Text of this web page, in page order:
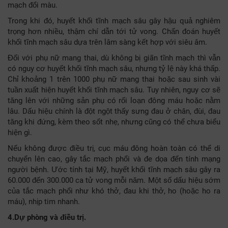
mạch đổi màu.
Trong khi đó, huyết khối tĩnh mạch sâu gây hậu quả nghiêm
trọng hơn nhiều, thậm chí dẫn tới tử vong. Chẩn đoán huyết
khối tĩnh mạch sâu dựa trên lâm sàng kết hợp với siêu âm.
Đối với phụ nữ mang thai, dù không bị giãn tĩnh mạch thì vẫn
có nguy cơ huyết khối tĩnh mạch sâu, nhưng tỷ lệ này khá thấp.
Chỉ khoảng 1 trên 1000 phụ nữ mang thai hoặc sau sinh vài
tuần xuất hiện huyết khối tĩnh mạch sâu. Tuy nhiên, nguy cơ sẽ
tăng lên với những sản phụ có rối loạn đông máu hoặc nằm
lâu. Dấu hiệu chính là đột ngột thấy sưng đau ở chân, đùi, đau
tăng khi đứng, kèm theo sốt nhẹ, nhưng cũng có thể chưa biểu
hiện gì.
Nếu không được điều trị, cục máu đông hoàn toàn có thể di
chuyển lên cao, gây tắc mạch phổi và đe dọa đến tính mạng
người bệnh. Ước tính tại Mỹ, huyết khối tĩnh mạch sâu gây ra
60.000 đến 300.000 ca tử vong mỗi năm. Một số dấu hiệu sớm
của tắc mạch phổi như khó thở, đau khi thở, ho (hoặc ho ra
máu), nhịp tim nhanh.
4.Dự phòng và điều trị.